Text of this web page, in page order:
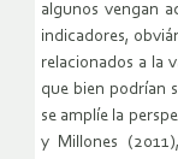
algunos vengan
indicadores,
relacionados a la
que bien podrían
se amplíe la
y Millones